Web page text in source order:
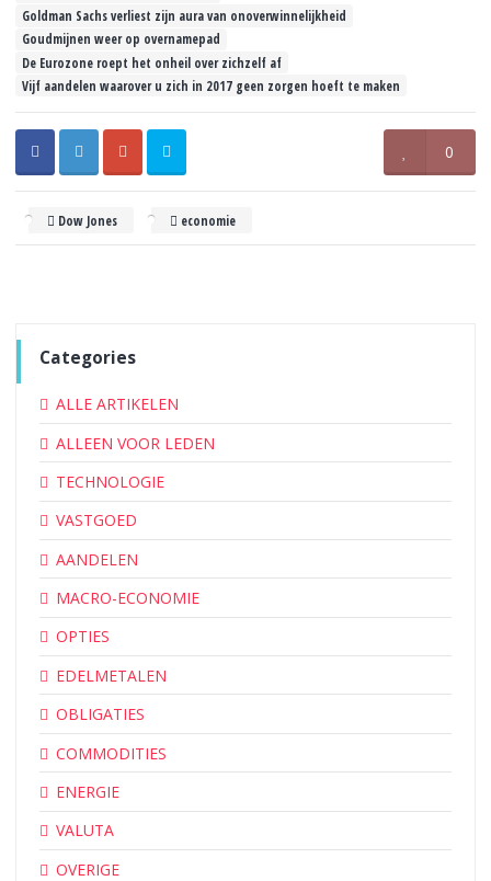
Goldman Sachs verliest zijn aura van onoverwinnelijkheid
Goudmijnen weer op overnamepad
De Eurozone roept het onheil over zichzelf af
Vijf aandelen waarover u zich in 2017 geen zorgen hoeft te maken
0
Dow Jones economie
Categories
ALLE ARTIKELEN
ALLEEN VOOR LEDEN
TECHNOLOGIE
VASTGOED
AANDELEN
MACRO-ECONOMIE
OPTIES
EDELMETALEN
OBLIGATIES
COMMODITIES
ENERGIE
VALUTA
OVERIGE